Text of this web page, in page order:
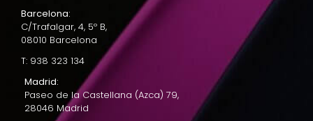
Barcelona:
C/Trafalgar, 4, 5º B,
08010 Barcelona
T: 938 323 134
Madrid:
Paseo de la Castellana (Azca) 79,
28046 Madrid